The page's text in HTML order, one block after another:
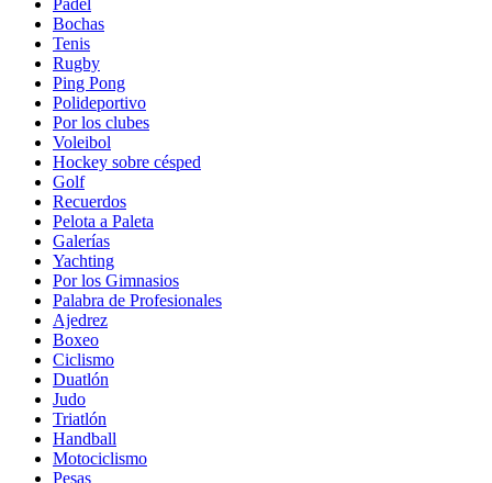
Padel
Bochas
Tenis
Rugby
Ping Pong
Polideportivo
Por los clubes
Voleibol
Hockey sobre césped
Golf
Recuerdos
Pelota a Paleta
Galerías
Yachting
Por los Gimnasios
Palabra de Profesionales
Ajedrez
Boxeo
Ciclismo
Duatlón
Judo
Triatlón
Handball
Motociclismo
Pesas